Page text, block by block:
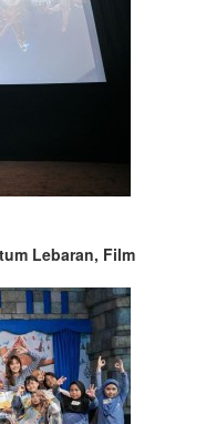
Lebaran, Film